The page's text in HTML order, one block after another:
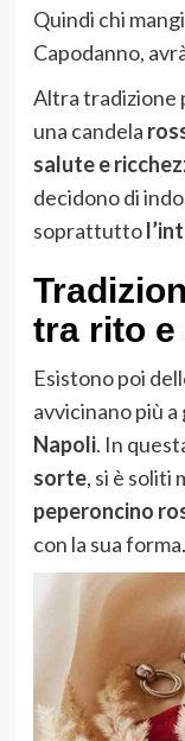
Quindi chi
Capodanno,
Altra tradizione
una candela
salute e
decidono di
soprattutto
tra rito e
Esistono poi
avvicinano più a
Napoli. In
sorte, si è soliti
peperoncino
con la sua forma.